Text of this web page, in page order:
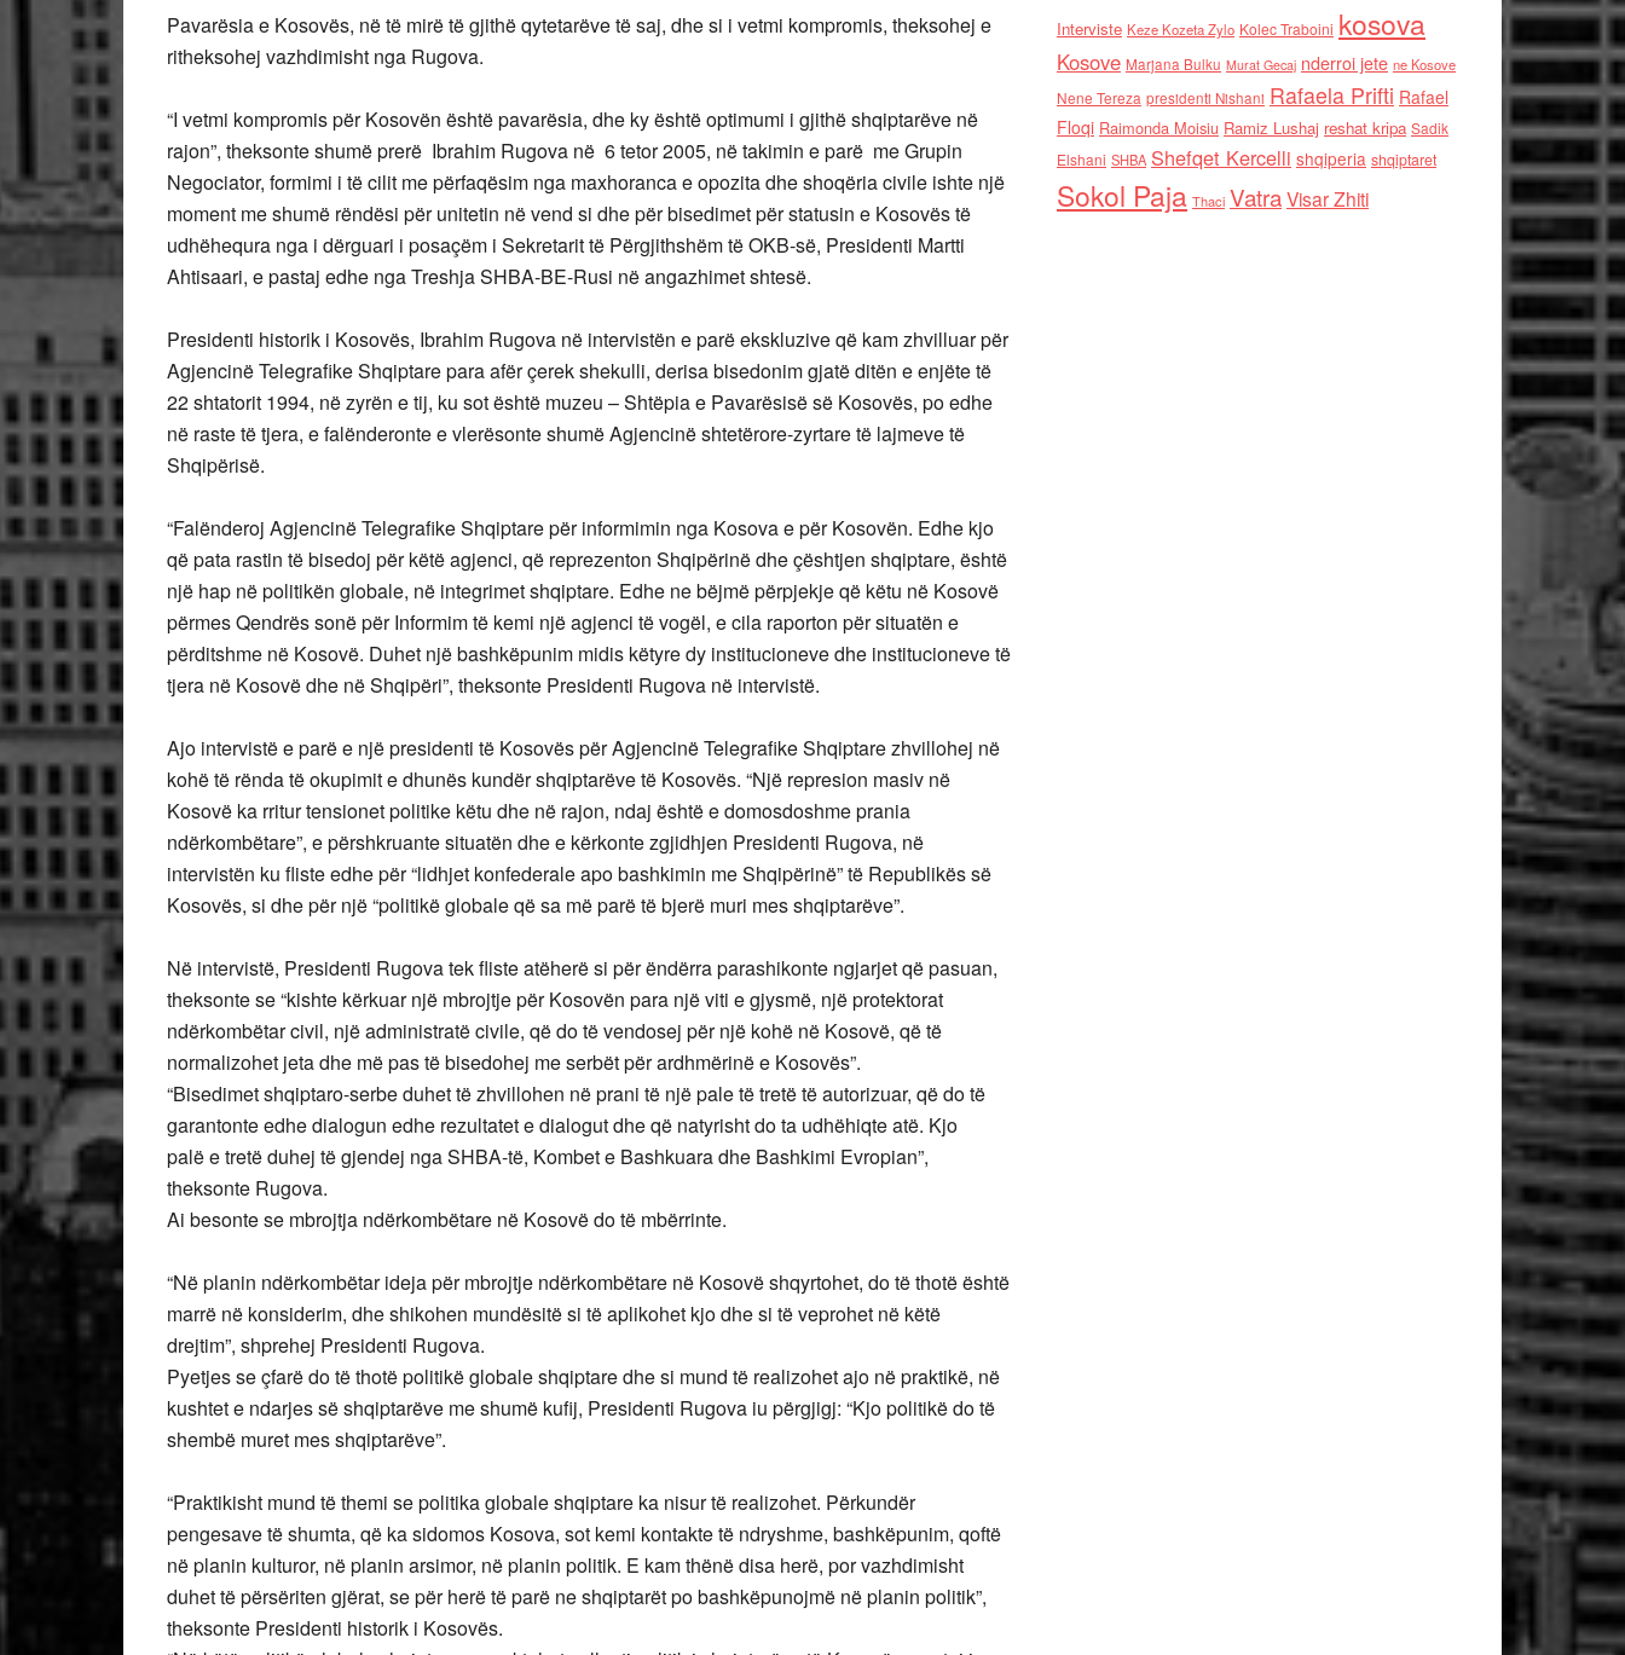
Pavarësia e Kosovës, në të mirë të gjithë qytetarëve të saj, dhe si i vetmi kompromis, theksohej e
ritheksohej vazhdimisht nga Rugova.
“I vetmi kompromis për Kosovën është pavarësia, dhe ky është optimumi i gjithë shqiptarëve në
rajon”, theksonte shumë prerë Ibrahim Rugova në 6 tetor 2005, në takimin e parë me Grupin
Negociator, formimi i të cilit me përfaqësim nga maxhoranca e opozita dhe shoqëria civile ishte një
moment me shumë rëndësi për unitetin në vend si dhe për bisedimet për statusin e Kosovës të
udhëhequra nga i dërguari i posaçëm i Sekretarit të Përgjithshëm të OKB-së, Presidenti Martti
Ahtisaari, e pastaj edhe nga Treshja SHBA-BE-Rusi në angazhimet shtesë.
Presidenti historik i Kosovës, Ibrahim Rugova në intervistën e parë ekskluzive që kam zhvilluar për
Agjencinë Telegrafike Shqiptare para afër çerek shekulli, derisa bisedonim gjatë ditën e enjëte të
22 shtatorit 1994, në zyrën e tij, ku sot është muzeu – Shtëpia e Pavarësisë së Kosovës, po edhe
në raste të tjera, e falënderonte e vlerësonte shumë Agjencinë shtetërore-zyrtare të lajmeve të
Shqipërisë.
“Falënderoj Agjencinë Telegrafike Shqiptare për informimin nga Kosova e për Kosovën. Edhe kjo
që pata rastin të bisedoj për këtë agjenci, që reprezenton Shqipërinë dhe çështjen shqiptare, është
një hap në politikën globale, në integrimet shqiptare. Edhe ne bëjmë përpjekje që këtu në Kosovë
përmes Qendrës sonë për Informim të kemi një agjenci të vogël, e cila raporton për situatën e
përditshme në Kosovë. Duhet një bashkëpunim midis këtyre dy institucioneve dhe institucioneve të
tjera në Kosovë dhe në Shqipëri”, theksonte Presidenti Rugova në intervistë.
Ajo intervistë e parë e një presidenti të Kosovës për Agjencinë Telegrafike Shqiptare zhvillohej në
kohë të rënda të okupimit e dhunës kundër shqiptarëve të Kosovës. “Një represion masiv në
Kosovë ka rritur tensionet politike këtu dhe në rajon, ndaj është e domosdoshme prania
ndërkombëtare”, e përshkruante situatën dhe e kërkonte zgjidhjen Presidenti Rugova, në
intervistën ku fliste edhe për “lidhjet konfederale apo bashkimin me Shqipërinë” të Republikës së
Kosovës, si dhe për një “politikë globale që sa më parë të bjerë muri mes shqiptarëve”.
Në intervistë, Presidenti Rugova tek fliste atëherë si për ëndërra parashikonte ngjarjet që pasuan,
theksonte se “kishte kërkuar një mbrojtje për Kosovën para një viti e gjysmë, një protektorat
ndërkombëtar civil, një administratë civile, që do të vendosej për një kohë në Kosovë, që të
normalizohet jeta dhe më pas të bisedohej me serbët për ardhmërinë e Kosovës”.
“Bisedimet shqiptaro-serbe duhet të zhvillohen në prani të një pale të tretë të autorizuar, që do të
garantonte edhe dialogun edhe rezultatet e dialogut dhe që natyrisht do ta udhëhiqte atë. Kjo
palë e tretë duhej të gjendej nga SHBA-të, Kombet e Bashkuara dhe Bashkimi Evropian”,
theksonte Rugova.
Ai besonte se mbrojtja ndërkombëtare në Kosovë do të mbërrinte.
“Në planin ndërkombëtar ideja për mbrojtje ndërkombëtare në Kosovë shqyrtohet, do të thotë është
marrë në konsiderim, dhe shikohen mundësitë si të aplikohet kjo dhe si të veprohet në këtë
drejtim”, shprehej Presidenti Rugova.
Pyetjes se çfarë do të thotë politikë globale shqiptare dhe si mund të realizohet ajo në praktikë, në
kushtet e ndarjes së shqiptarëve me shumë kufij, Presidenti Rugova iu përgjigj: “Kjo politikë do të
shembë muret mes shqiptarëve”.
“Praktikisht mund të themi se politika globale shqiptare ka nisur të realizohet. Përkundër
pengesave të shumta, që ka sidomos Kosova, sot kemi kontakte të ndryshme, bashkëpunim, qoftë
në planin kulturor, në planin arsimor, në planin politik. E kam thënë disa herë, por vazhdimisht
duhet të përsëriten gjërat, se për herë të parë ne shqiptarët po bashkëpunojmë në planin politik”,
theksonte Presidenti historik i Kosovës.
Interviste Keze Kozeta Zylo Kolec Traboini kosova
Kosove Marjana Bulku Murat Gecaj nderroi jete ne Kosove
Nene Tereza presidenti Nishani Rafaela Prifti Rafael
Floqi Raimonda Moisiu Ramiz Lushaj reshat kripa Sadik
Elshani SHBA Shefqet Kercelli shqiperia shqiptaret
Sokol Paja Thaci VatraVisar Zhiti